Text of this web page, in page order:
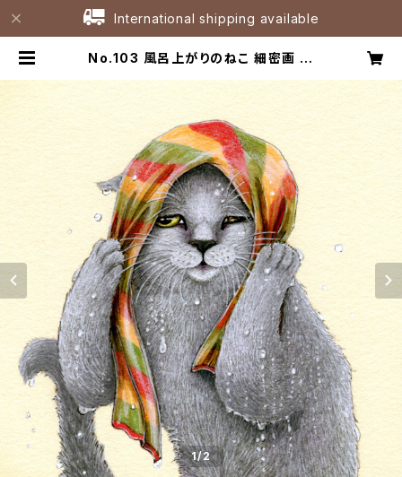
International shipping available
No.103 風呂上がりのねこ 細密画 原
| たなかひろこアトリエ
1/2